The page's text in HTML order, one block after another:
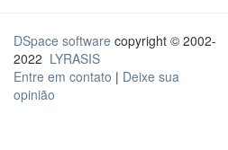
DSpace software copyright © 2002-
2022 LYRASIS
Entre em contato | Deixe sua
opinião